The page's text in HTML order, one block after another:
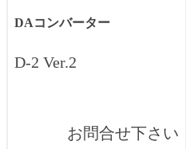
DAコンバーター
D-2 Ver.2
お問合せ下さい